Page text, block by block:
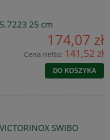
25 cm
174,07 zł
Cena netto: 141,52 zł
DO KOSZYKA
SWIBO